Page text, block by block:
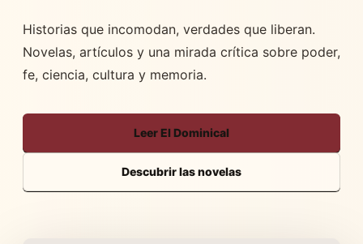
Historias que incomodan, verdades que liberan.
Novelas, artículos y una mirada crítica sobre poder,
fe, ciencia, cultura y memoria.
Leer El Dominical
Descubrir las novelas